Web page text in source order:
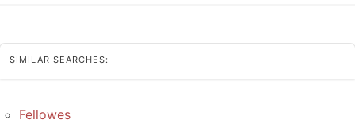
SIMILAR SEARCHES:
Fellowes